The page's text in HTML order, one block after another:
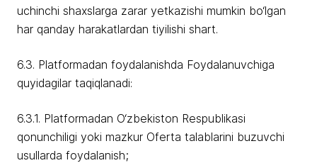
uchinchi shaxslarga zarar yetkazishi mumkin bo‘lgan
har qanday harakatlardan tiyilishi shart.
6.3. Platformadan foydalanishda Foydalanuvchiga
quyidagilar taqiqlanadi:
6.3.1. Platformadan O‘zbekiston Respublikasi
qonunchiligi yoki mazkur Oferta talablarini buzuvchi
usullarda foydalanish;